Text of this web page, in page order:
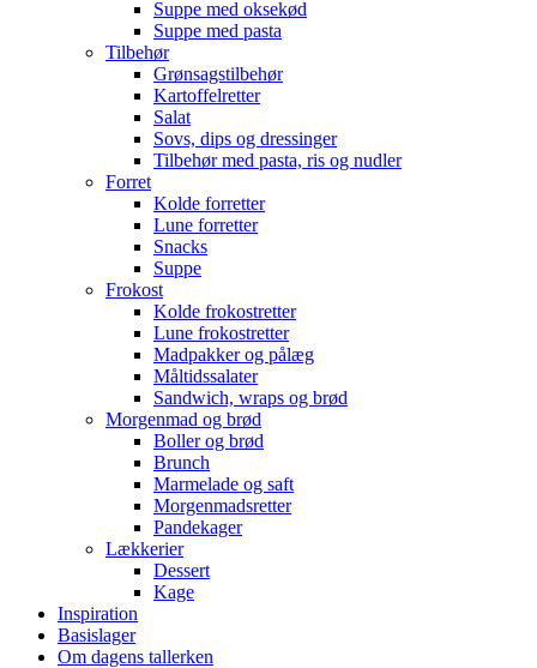
Suppe med oksekød
Suppe med pasta
Tilbehør
Grønsagstilbehør
Kartoffelretter
Salat
Sovs, dips og dressinger
Tilbehør med pasta, ris og nudler
Forret
Kolde forretter
Lune forretter
Snacks
Suppe
Frokost
Kolde frokostretter
Lune frokostretter
Madpakker og pålæg
Måltidssalater
Sandwich, wraps og brød
Morgenmad og brød
Boller og brød
Brunch
Marmelade og saft
Morgenmadsretter
Pandekager
Lækkerier
Dessert
Kage
Inspiration
Basislager
Om dagens tallerken